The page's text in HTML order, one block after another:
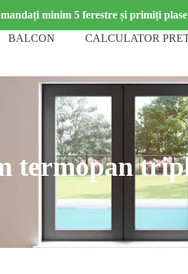
minim 5 ferestre și primiți
BALCON CALCULATOR
termopan